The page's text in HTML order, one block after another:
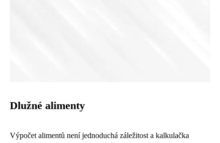
Dlužné alimenty
Výpočet alimentů není jednoduchá záležitost a kalkulačka